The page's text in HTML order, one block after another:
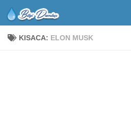
KISACA: ELON MUSK